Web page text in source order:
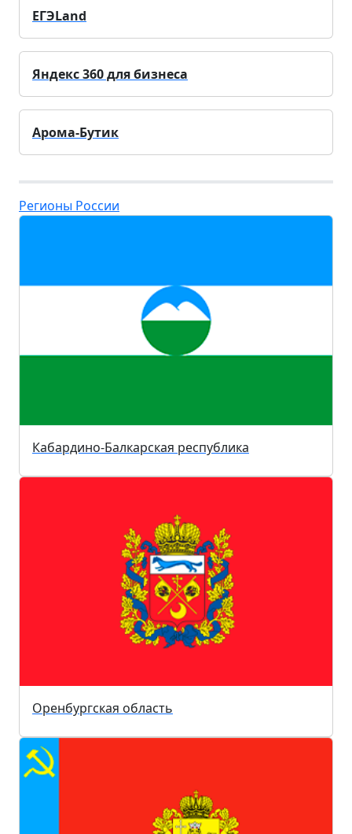
ЕГЭLand
Яндекс 360 для бизнеса
Арома-Бутик
Регионы России
Кабардино-Балкарская республика
Оренбургская область